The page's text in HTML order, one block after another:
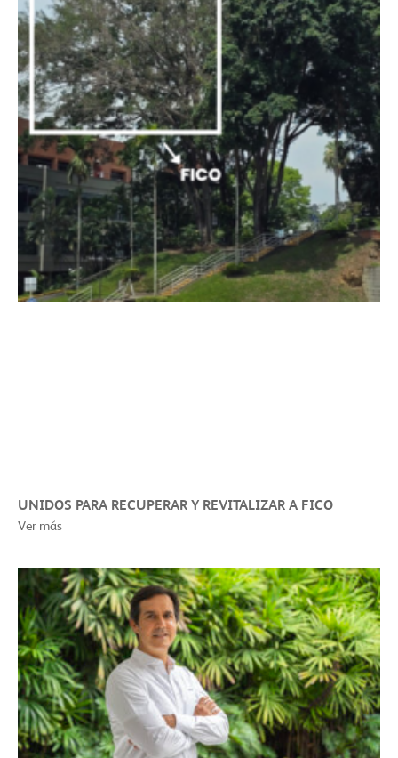
UNIDOS PARA RECUPERAR Y REVITALIZAR A FICO
Ver más